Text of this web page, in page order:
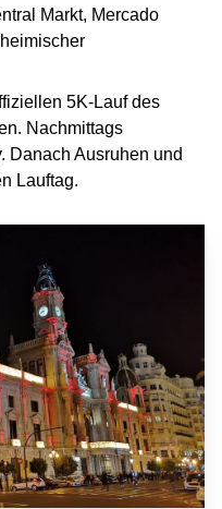
Markt, Mercado
5K-Lauf des
Nachmittags
Danach Ausruhen und
Lauftag.